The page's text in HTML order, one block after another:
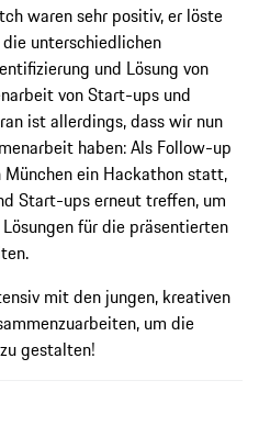
waren sehr positiv, er löste
unterschiedlichen
und Lösung von
von Start-ups und
ist allerdings, dass wir nun
haben: Als Follow-up
ein Hackathon statt,
Start-ups erneut treffen, um
für die präsentierten
mit den jungen, kreativen
um die
gestalten!